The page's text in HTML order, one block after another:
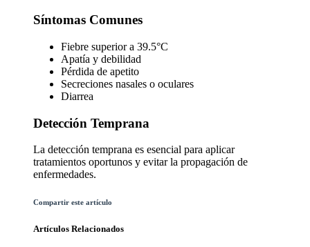
Síntomas Comunes
Fiebre superior a 39.5°C
Apatía y debilidad
Pérdida de apetito
Secreciones nasales o oculares
Diarrea
Detección Temprana
La detección temprana es esencial para aplicar
tratamientos oportunos y evitar la propagación de
enfermedades.
Compartir este artículo
Artículos Relacionados